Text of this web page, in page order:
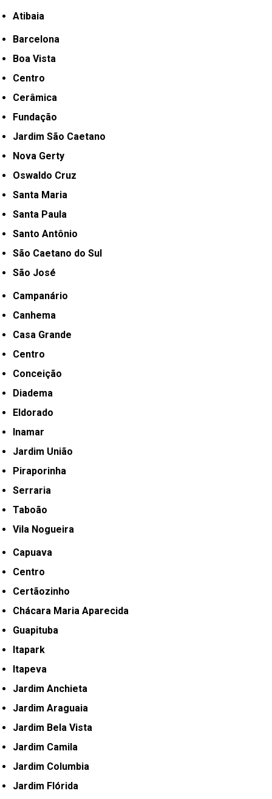
Atibaia
Barcelona
Boa Vista
Centro
Cerâmica
Fundação
Jardim São Caetano
Nova Gerty
Oswaldo Cruz
Santa Maria
Santa Paula
Santo Antônio
São Caetano do Sul
São José
Campanário
Canhema
Casa Grande
Centro
Conceição
Diadema
Eldorado
Inamar
Jardim União
Piraporinha
Serraria
Taboão
Vila Nogueira
Capuava
Centro
Certãozinho
Chácara Maria Aparecida
Guapituba
Itapark
Itapeva
Jardim Anchieta
Jardim Araguaia
Jardim Bela Vista
Jardim Camila
Jardim Columbia
Jardim Flórida